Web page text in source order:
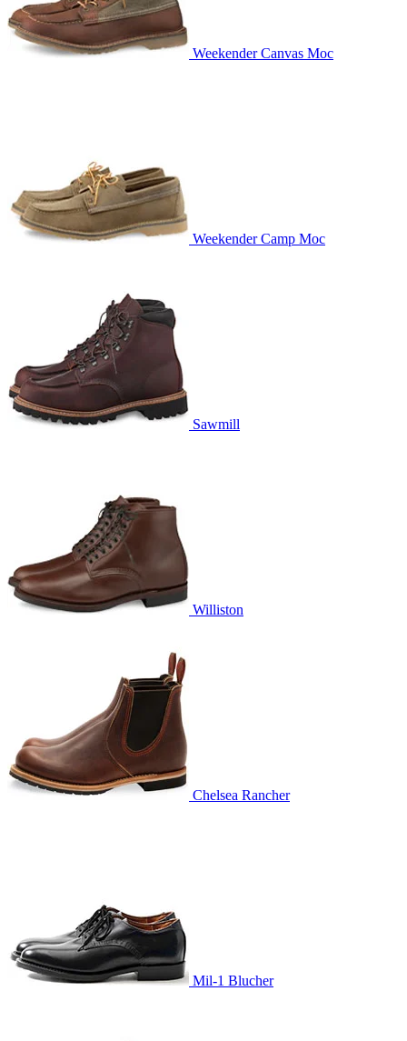
Weekender Canvas Moc
Weekender Camp Moc
Sawmill
Williston
Chelsea Rancher
Mil-1 Blucher